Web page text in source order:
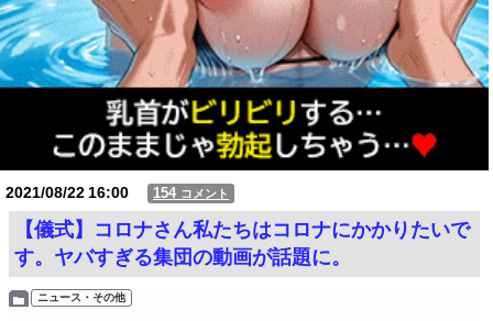
2021/08/2216:00 154 コメント
【儀式】コロナさん私たちはコロナにかかりたいで
す。ヤバすぎる集団の動画が話題に。
ニュース・その他